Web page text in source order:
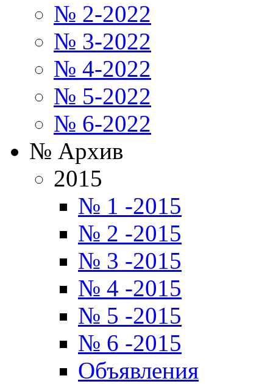
№ 2-2022
№ 3-2022
№ 4-2022
№ 5-2022
№ 6-2022
№ Архив
2015
№ 1 -2015
№ 2 -2015
№ 3 -2015
№ 4 -2015
№ 5 -2015
№ 6 -2015
Объявления